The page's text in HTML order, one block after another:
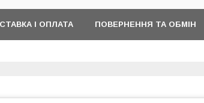
І ОПЛАТА ПОВЕРНЕННЯ ТА ОБМІН